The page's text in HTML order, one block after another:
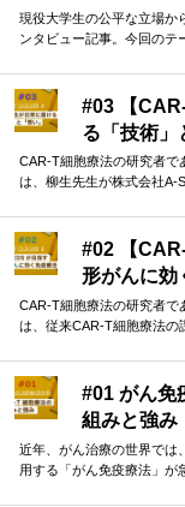
現役大学生の公平な立場か
ンタビュー記事。今回のテ
#03 【
る「技術」
CAR-T細胞療法の研究者で
は、柳生先生が株式会社A-
#02 【
形がんに効
CAR-T細胞療法の研究者で
は、従来CAR-T細胞療法の
#01 がん
組みと強み
近年、がん治療の世界では
用する「がん免疫療法」が